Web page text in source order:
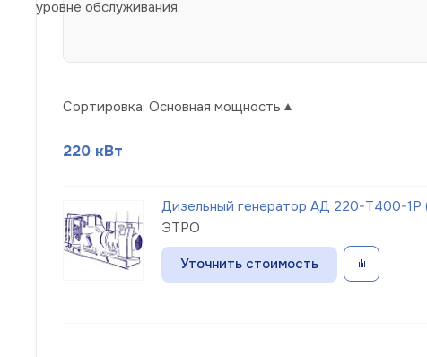
Сортировка: Основная мощность
220 кВт
Дизельный генератор АД 220-Т400-1Р
ЭТРО
Уточнить стоимость
уровне обслуживания.